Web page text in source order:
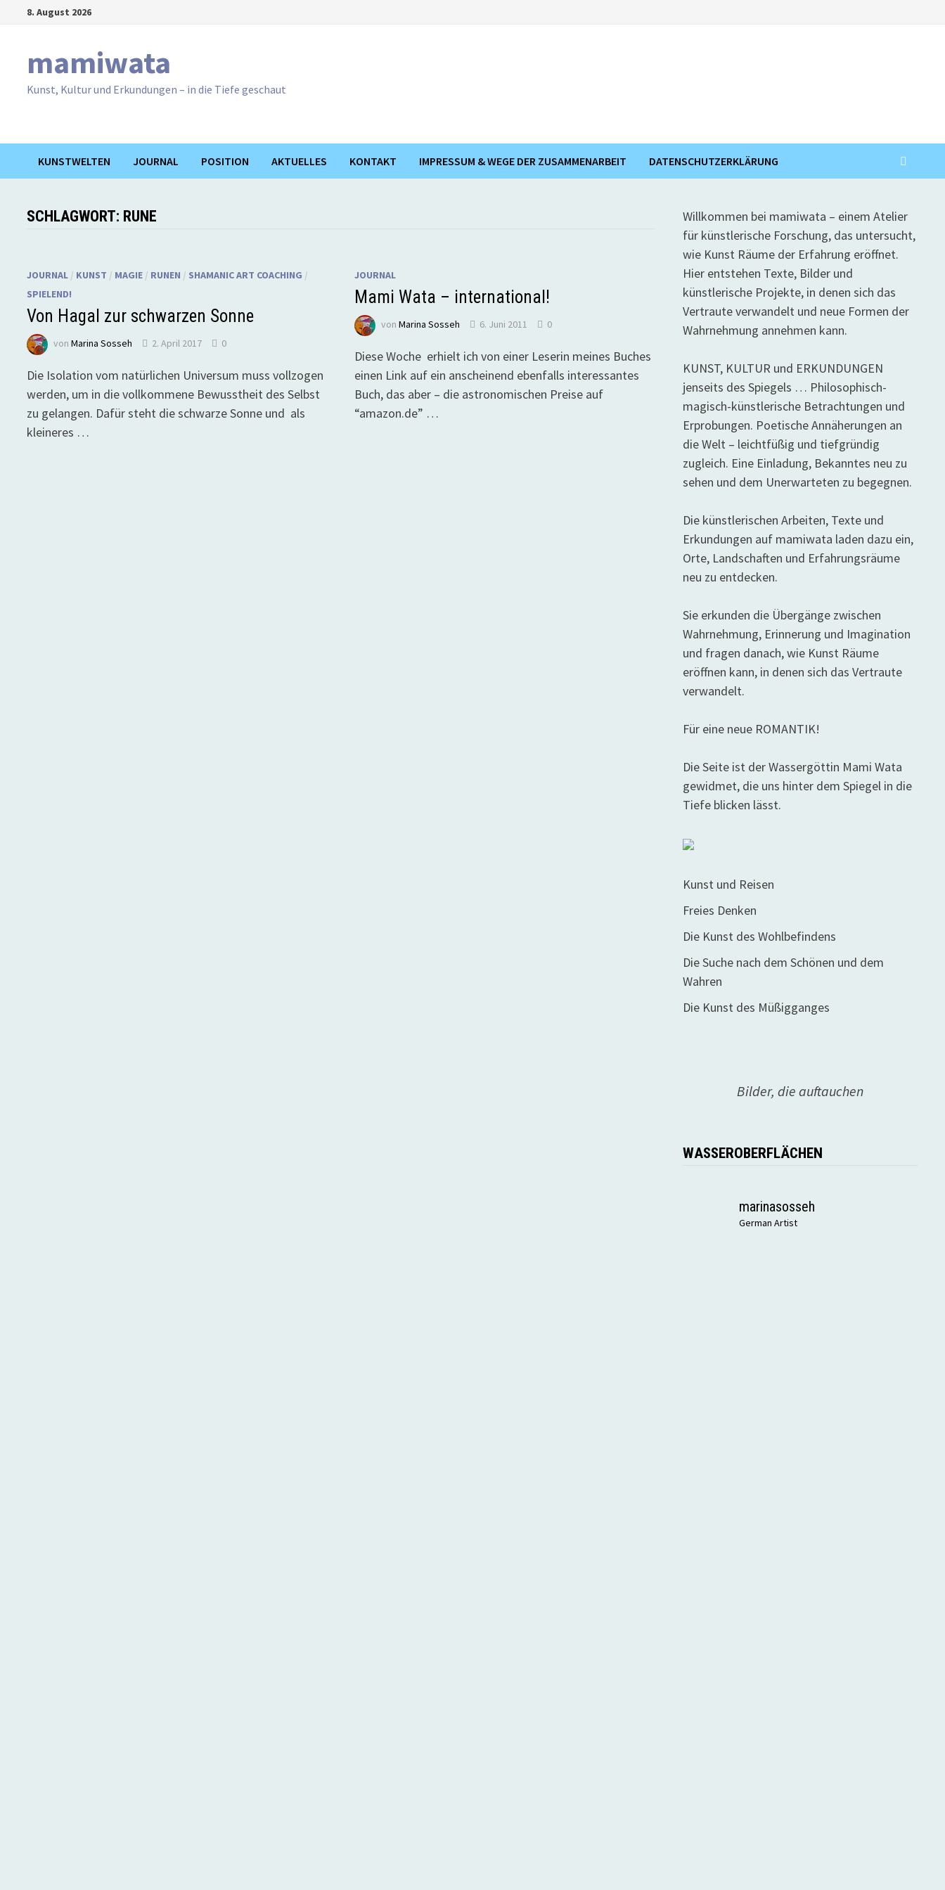
8. August 2026
mamiwata
Kunst, Kultur und Erkundungen – in die Tiefe geschaut
KUNSTWELTEN JOURNAL POSITION AKTUELLES KONTAKT IMPRESSUM & WEGE DER ZUSAMMENARBEIT DATENSCHUTZERKLÄRUNG
SCHLAGWORT: RUNE
JOURNAL / KUNST / MAGIE / RUNEN / SHAMANIC ART COACHING /
SPIELEND!
Von Hagal zur schwarzen Sonne
vonMarina Sosseh 2. April 2017 0
Die Isolation vom natürlichen Universum muss vollzogen
werden, um in die vollkommene Bewusstheit des Selbst
zu gelangen. Dafür steht die schwarze Sonne und als
kleineres …
JOURNAL
Mami Wata – international!
von Marina Sosseh 6. Juni 2011 0
Diese Woche erhielt ich von einer Leserin meines Buches
einen Link auf ein anscheinend ebenfalls interessantes
Buch, das aber – die astronomischen Preise auf
“amazon.de” …
Willkommen bei mamiwata – einem Atelier
für künstlerische Forschung, das untersucht,
wie Kunst Räume der Erfahrung eröffnet.
Hier entstehen Texte, Bilder und
künstlerische Projekte, in denen sich das
Vertraute verwandelt und neue Formen der
Wahrnehmung annehmen kann.
KUNST, KULTUR und ERKUNDUNGEN
jenseits des Spiegels … Philosophisch-
magisch-künstlerische Betrachtungen und
Erprobungen. Poetische Annäherungen an
die Welt – leichtfüßig und tiefgründig
zugleich. Eine Einladung, Bekanntes neu zu
sehen und dem Unerwarteten zu begegnen.
Die künstlerischen Arbeiten, Texte und
Erkundungen auf mamiwata laden dazu ein,
Orte, Landschaften und Erfahrungsräume
neu zu entdecken.
Sie erkunden die Übergänge zwischen
Wahrnehmung, Erinnerung und Imagination
und fragen danach, wie Kunst Räume
eröffnen kann, in denen sich das Vertraute
verwandelt.
Für eine neue ROMANTIK!
Die Seite ist der Wassergöttin Mami Wata
gewidmet, die uns hinter dem Spiegel in die
Tiefe blicken lässt.
Kunst und Reisen
Freies Denken
Die Kunst des Wohlbefindens
Die Suche nach dem Schönen und dem
Wahren
Die Kunst des Müßigganges
Bilder, die auftauchen
WASSEROBERFLÄCHEN
marinasosseh
German Artist